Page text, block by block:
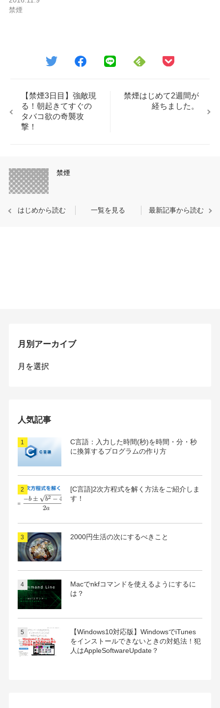
禁煙
【禁煙3日目】強敵現
る！朝起きてすぐの
タバコ欲の奇襲攻
撃！
禁煙はじめて2週間が
経ちました。
禁煙
はじめから読む 一覧を見る 最新記事から読む
月別アーカイブ
月
イ
人気記事
C言語：入力した時間(秒)を時間・分・秒
に換算するプログラムの作り方
[C言語]2次方程式を解く方法をご紹介しま
す！
2000円生活の次にするべきこと
Macでnkfコマンドを使えるようにするに
は？
【Windows10対応版】WindowsでiTunes
をインストールできないときの対処法！犯
人はAppleSoftwareUpdate？